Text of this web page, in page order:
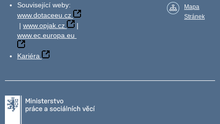
Související weby:
www.dotaceeu.cz
| www.opjak.cz
|
www.ec.europa.eu
Kariéra
Mapa
Stránek